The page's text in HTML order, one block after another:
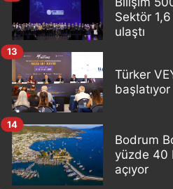
Sektör
ulaştı
Türker
başlatıyor
13
Bodrum
yüzde 40
açıyor
14